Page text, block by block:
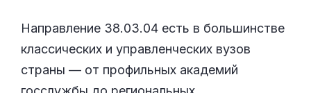
Направление 38.03.04 есть в большинстве
классических и управленческих вузов
страны — от профильных академий